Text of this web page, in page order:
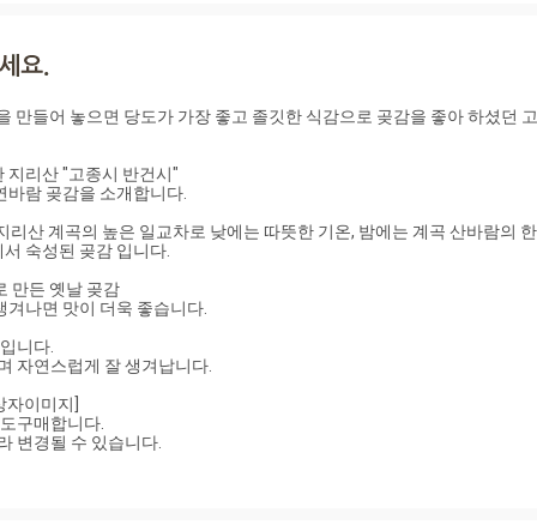
만들어 놓으면 당도가 가장 좋고 졸깃한 식감으로 곶감을 좋아 하셨던
지리산 "고종시 반건시"
람 곶감을 소개합니다.
리산 계곡의 높은 일교차로 낮에는 따뜻한 기온, 밤에는 계곡 산바람의
숙성된 곶감 입니다.
만든 옛날 곶감
나면 맛이 더욱 좋습니다.
니다.
자연스럽게 잘 생겨납니다.
구매합니다.
변경될 수 있습니다.